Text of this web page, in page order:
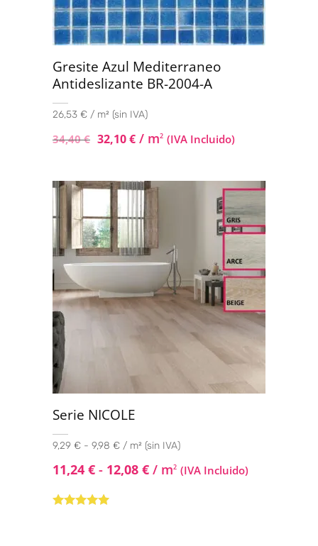
Gresite Azul Mediterraneo
Antideslizante BR-2004-A
26,53 € / m² (sin IVA)
34,40€ 32,10€ / m2 (IVA Incluido)
Serie NICOLE
9,29 € - 9,98 € / m² (sin IVA)
11,24 € - 12,08 € / m2 (IVA Incluido)